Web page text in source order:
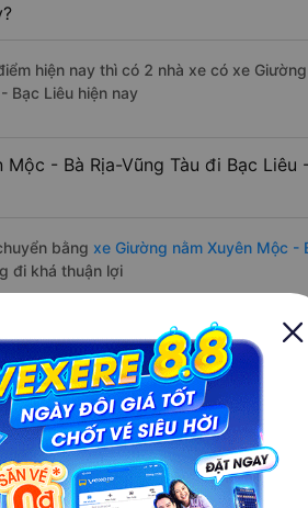
hiện nay thì có 2 nhà xe có xe
Bạc Liêu hiện nay
Mộc - Bà Rịa-Vũng Tàu đi Bạc
bằng xe Giường nằm Xuyên Mộc -
đi khá thuận lợi
Mộc - Bà Rịa-Vũng Tàu đi Bạc
nằm?
bằngxe Giường nằm đi Xuyên Mộc -